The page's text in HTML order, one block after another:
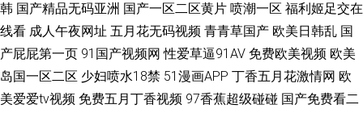
韩 国产精品无码亚洲 国产一区二区黄片 喷潮一区 福利姬足交在
线看 成人午夜网址 五月花无码视频 青青草国产 欧美日韩乱 国
产屁屁第一页 91国产视频网 性爱草逼91AV 免费欧美视频 欧美
岛国一区二区 少妇喷水18禁 51漫画APP 丁香五月花激情网 欧
美爱爱tv视频 免费五月丁香视频 97香蕉超级碰碰 国产免费看二